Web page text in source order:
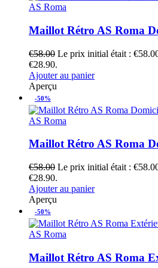
AS Roma
Maillot Rétro AS Roma
€58.00 Le prix initial était :
€28.90.
Ajouter au panier
Aperçu
-50%
AS Roma
Maillot Rétro AS Roma
€58.00 Le prix initial était :
€28.90.
Ajouter au panier
Aperçu
-50%
AS Roma
Maillot Rétro AS Roma